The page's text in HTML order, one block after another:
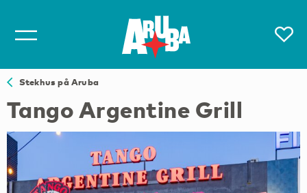
Stekhus på Aruba
Tango Argentine Grill